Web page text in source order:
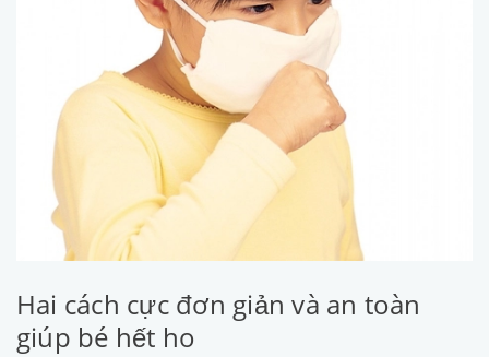
Hai cách cực đơn giản và an toàn
giúp bé hết ho